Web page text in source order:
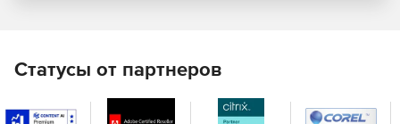
Безопасность на основе виртуализации. Службы
Windows, имеющие доступ к извлеченным учетным
данным домена и другим секретам, работают в
Статусы от партнеров